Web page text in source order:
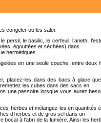
congeler ou les saler.
le basilic, le cerfeuil, l’aneth,
égouttées et séchées) dans
hermétiques.
en une seule couche, entre deux
placez-les dans des bacs à glace
les cubes dans des sacs en
une passoire lorsque vous aurez
herbes et mélangez-les en quantités
d’herbes et de gros sel dans un
bocal à l’abri de la lumière. Ainsi les